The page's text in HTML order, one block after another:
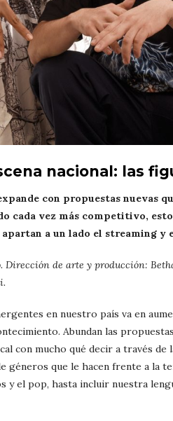
nacional: las
con propuestas nuevas
cada vez más competitivo,
a un lado el streaming y
Dirección de arte y producción:
en nuestro país va en
Abundan las
con mucho qué decir a través
géneros que le hacen frente a la
y el pop, hasta incluir nuestra